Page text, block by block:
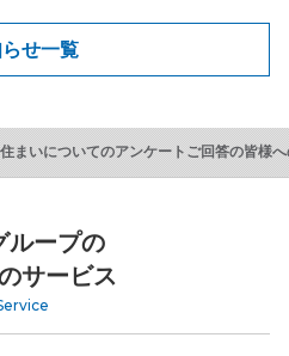
まいについてのアンケートご回答の皆様
せ一覧
ループの
サービス